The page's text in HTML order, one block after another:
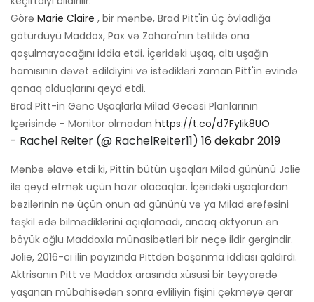
Görə Marie Claire , bir mənbə, Brad Pitt'in üç övladlığa
götürdüyü Maddox, Pax və Zahara'nın tətildə ona
qoşulmayacağını iddia etdi. İçəridəki uşaq, altı uşağın
hamısının dəvət edildiyini və istədikləri zaman Pitt'in evində
qonaq olduqlarını qeyd etdi.
Brad Pitt-in Gənc Uşaqlarla Milad Gecəsi Planlarının
İçərisində - Monitor olmadan https://t.co/d7FyIik8UO
- Rachel Reiter (@ RachelReiter11) 16 dekabr 2019
Mənbə əlavə etdi ki, Pittin bütün uşaqları Milad gününü Jolie
ilə qeyd etmək üçün hazır olacaqlar. İçəridəki uşaqlardan
bəzilərinin nə üçün onun ad gününü və ya Milad ərəfəsini
təşkil edə bilmədiklərini açıqlamadı, ancaq aktyorun ən
böyük oğlu Maddoxla münasibətləri bir neçə ildir gərgindir.
Jolie, 2016-cı ilin payızında Pittdən boşanma iddiası qaldırdı.
Aktrisanın Pitt və Maddox arasında xüsusi bir təyyarədə
yaşanan mübahisədən sonra evliliyin fişini çəkməyə qərar